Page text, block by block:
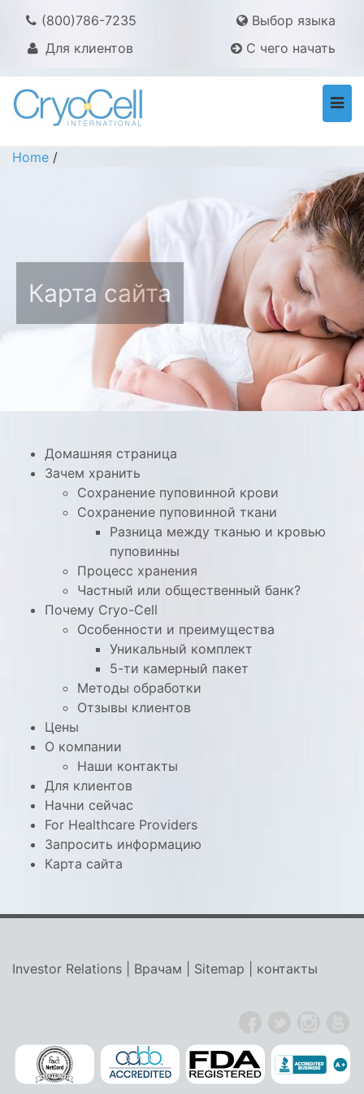
(800)786-7235
Выбор языка
Для клиентов
С чего начать
Home /
Карта сайта
Домашняя страница
Зачем хранить
Сохранение пуповинной крови
Сохранение пуповинной ткани
Разница между тканью и кровью
пуповинны
Процесс хранения
Частный или общественный банк?
Почему Cryo-Cell
Особенности и преимущества
Уникальный комплект
5-ти камерный пакет
Методы обработки
Отзывы клиентов
Цены
О компании
Наши контакты
Для клиентов
Начни сейчас
For Healthcare Providers
Запросить информацию
Карта сайта
Investor Relations Врачам Sitemap контакты